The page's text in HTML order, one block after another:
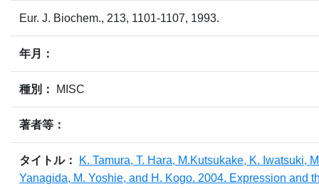
Eur. J. Biochem., 213, 1101-1107, 1993.
年月：
種別： MISC
著者等：
タイトル：
K. Tamura, T. Hara, M.Kutsukake, K. Iwatsuki,
Yanagida, M. Yoshie, and H. Kogo. 2004. Expression and